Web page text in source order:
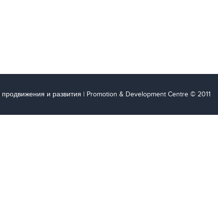
продвижения и развития | Promotion & Development Centre © 2011